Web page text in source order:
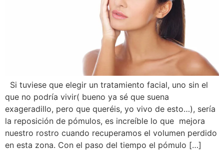
Si tuviese que elegir un tratamiento facial, uno sin el
que no podría vivir( bueno ya sé que suena
exageradillo, pero que queréis, yo vivo de esto…), sería
la reposición de pómulos, es increíble lo que mejora
nuestro rostro cuando recuperamos el volumen perdido
en esta zona. Con el paso del tiempo el pómulo […]